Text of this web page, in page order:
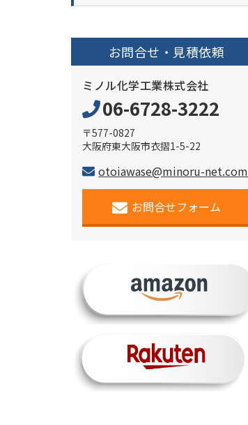
お問合せ・見積依頼
ミノル化学工業株式会社
06-6728-3222
〒577-0827
大阪府東大阪市衣摺1-5-22
otoiawase@minoru-net.com
お問合せフォーム